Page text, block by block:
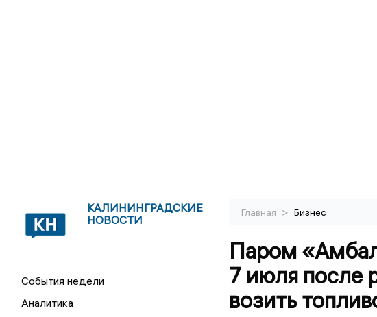
КАЛИНИНГРАДСКИЕ
НОВОСТИ
События недели
Аналитика
Главная > Бизнес
Паром
7 июля после
возить